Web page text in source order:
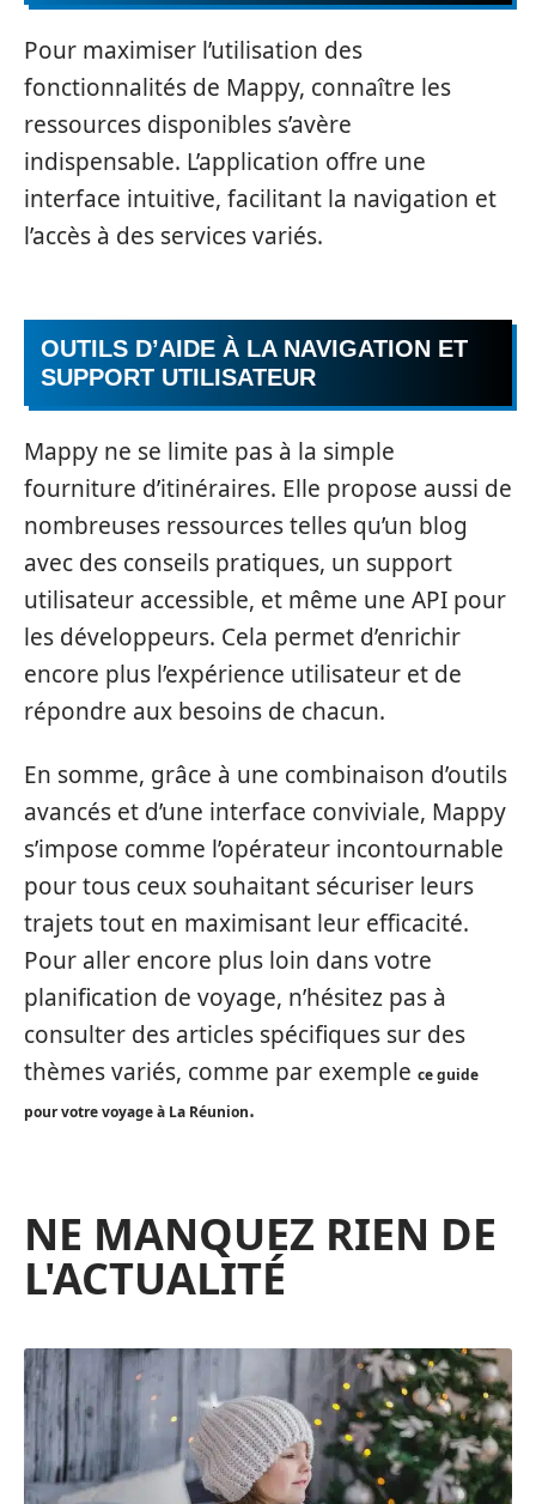
Pour maximiser l’utilisation des
fonctionnalités de Mappy, connaître les
ressources disponibles s’avère
indispensable. L’application offre une
interface intuitive, facilitant la navigation et
l’accès à des services variés.
OUTILS D’AIDE À LA NAVIGATION ET
SUPPORT UTILISATEUR
Mappy ne se limite pas à la simple
fourniture d’itinéraires. Elle propose aussi de
nombreuses ressources telles qu’un blog
avec des conseils pratiques, un support
utilisateur accessible, et même une API pour
les développeurs. Cela permet d’enrichir
encore plus l’expérience utilisateur et de
répondre aux besoins de chacun.
En somme, grâce à une combinaison d’outils
avancés et d’une interface conviviale, Mappy
s’impose comme l’opérateur incontournable
pour tous ceux souhaitant sécuriser leurs
trajets tout en maximisant leur efficacité.
Pour aller encore plus loin dans votre
planification de voyage, n’hésitez pas à
consulter des articles spécifiques sur des
thèmes variés, comme par exemple ce guide
pour votre voyage à La Réunion.
NE MANQUEZ RIEN DE
L'ACTUALITÉ